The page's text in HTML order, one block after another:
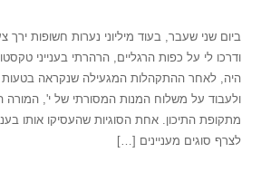
ביום שני שעבר, בעוד מיליוני נערות חשופות ירך
ודרכו לי על כפות הרגליים, הרהרתי בענייני
היה, לאחר ההתקהלות המגעילה שנקראה בטעות
ולעבוד על משלוח המנות המסורתי של י', המורה
מתקופת התיכון. אחת הסוגיות שהעסיקו אותו
לצרף סוגים מעניינים […]